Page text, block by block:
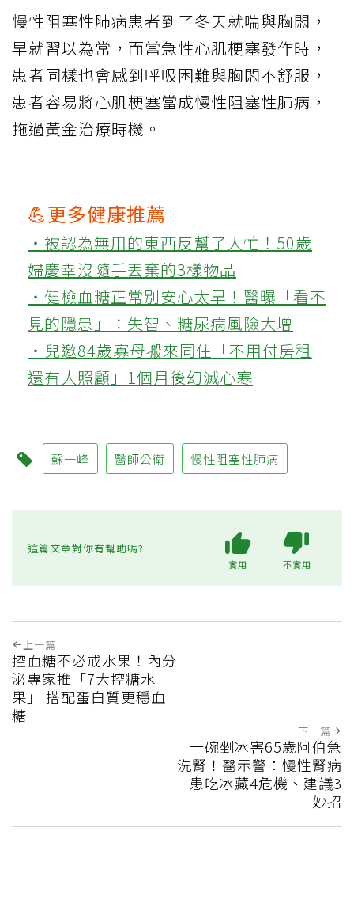
慢性阻塞性肺病患者到了冬天就喘與胸悶，
早就習以為常，而當急性心肌梗塞發作時，
患者同樣也會感到呼吸困難與胸悶不舒服，
患者容易將心肌梗塞當成慢性阻塞性肺病，
拖過黃金治療時機。
💪更多健康推薦
‧被認為無用的東西反幫了大忙！50歲
婦慶幸沒隨手丟棄的3樣物品
‧健檢血糖正常別安心太早！醫曝「看不
見的隱患」：失智、糖尿病風險大增
‧兒邀84歲寡母搬來同住「不用付房租
還有人照顧」1個月後幻滅心寒
蘇一峰 醫師公衛 慢性阻塞性肺病
這篇文章對你有幫助嗎?
實用 不實用
上一篇
控血糖不必戒水果！內分
泌專家推「7大控糖水
果」 搭配蛋白質更穩血
糖
下一篇
一碗剉冰害65歲阿伯急
洗腎！醫示警：慢性腎病
患吃冰藏4危機、建議3
妙招